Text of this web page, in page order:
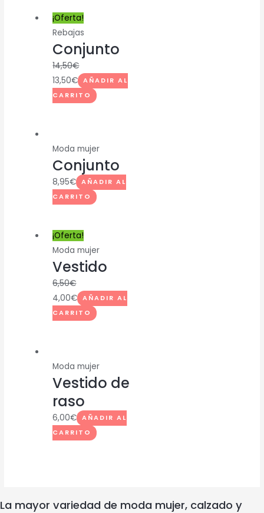
¡Oferta!
Rebajas
Conjunto
14,50€
13,50€ AÑADIR AL
CARRITO
Moda mujer
Conjunto
8,95€ AÑADIR AL
CARRITO
¡Oferta!
Moda mujer
Vestido
6,50€
4,00€ AÑADIR AL
CARRITO
Moda mujer
Vestido de
raso
6,00€ AÑADIR AL
CARRITO
La mayor variedad de moda mujer, calzado y